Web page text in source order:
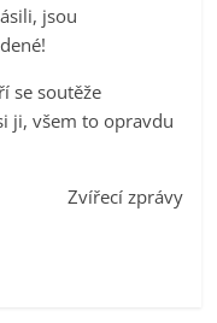
jsou
se soutěže
ji, všem to opravdu
Zvířecí zprávy